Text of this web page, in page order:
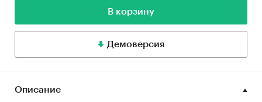
В корзину
Демоверсия
Описание